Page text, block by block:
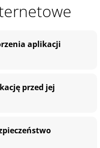
aplikacji
przed jej